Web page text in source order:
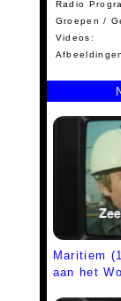
Radio
Groepen /
Videos:
Maritiem
aan het